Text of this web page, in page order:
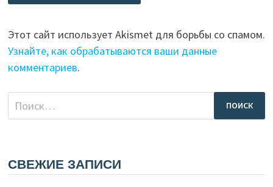
Этот сайт использует Akismet для борьбы со спамом.
Узнайте, как обрабатываются ваши данные
комментариев.
Найти:
СВЕЖИЕ ЗАПИСИ